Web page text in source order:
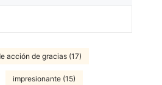
acción de gracias (17)
impresionante (15)